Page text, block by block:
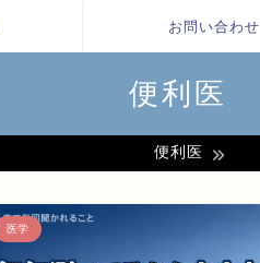
お問い合わせ
便利医
便利医
医学